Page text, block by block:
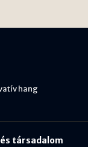
hang
társadalom